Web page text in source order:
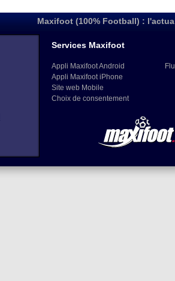
Maxifoot (100% Football) :
Services Maxifoot
Appli Maxifoot Android
Appli Maxifoot iPhone
Site web Mobile
Choix de consentement